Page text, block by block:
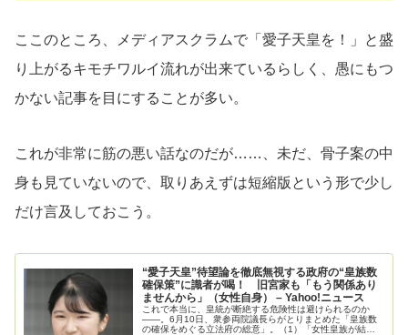
ここのところ、メディアスクラムで「愛子天皇を！」と盛
り上がるキモチワルイ流れが出来ているらしく、愚にもつ
かない記事を目にすることが多い。
これが非常に筋の悪い話なのだが……、未だ、骨子案の中
身も見ていないので、取りあえずは短縮版という形で少し
だけ言及しておこう。
“愛子天皇”待望論を徹底無視する政府の“皇族数
確保策”に識者が喝！ 旧宮家も「もう関係あり
ませんから」（女性自身） – Yahoo!ニュース
これで本当に、皇統が断絶する危険性は避けられるのか
――。6月10日、衆参両院議長らがとりまとめた「皇族数
の確保をめぐる立法府の総意」。（1）「女性皇族が結婚